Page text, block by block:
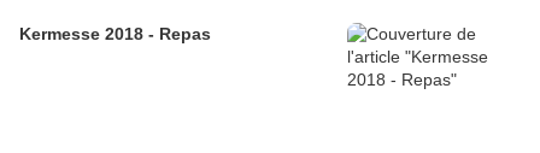
Kermesse 2018 - Repas